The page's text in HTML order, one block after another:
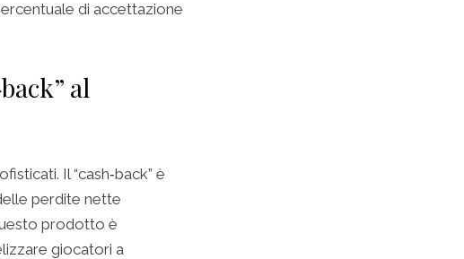
di accettazione
al
Il “cash‑back” è
perdite nette
prodotto è
giocatori a